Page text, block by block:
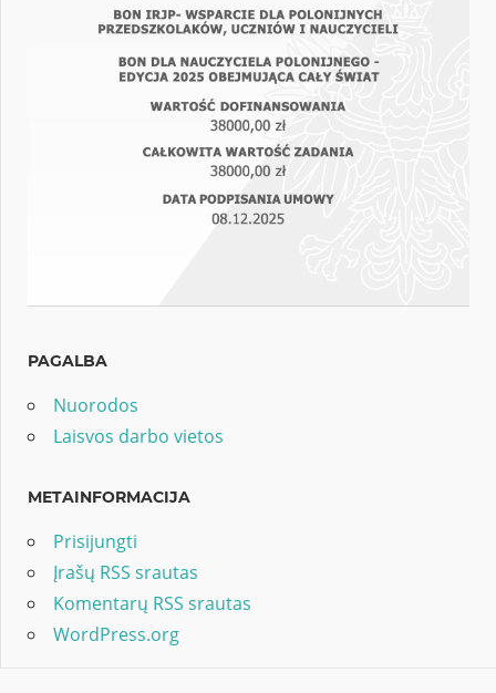
PAGALBA
Nuorodos
Laisvos darbo vietos
METAINFORMACIJA
Prisijungti
Įrašų RSS srautas
Komentarų RSS srautas
WordPress.org